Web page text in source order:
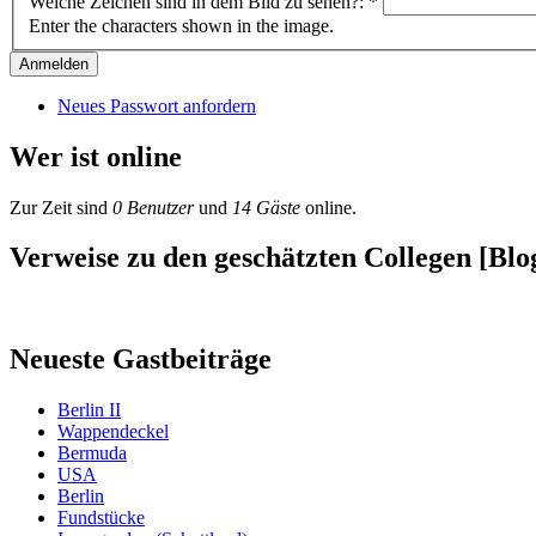
Enter the characters shown in the image.
Neues Passwort anfordern
Wer ist online
Zur Zeit sind 0 Benutzerund 14 Gäste online.
Verweise zu den geschätzten Collegen
Neueste Gastbeiträge
Berlin II
Wappendeckel
Bermuda
USA
Berlin
Fundstücke